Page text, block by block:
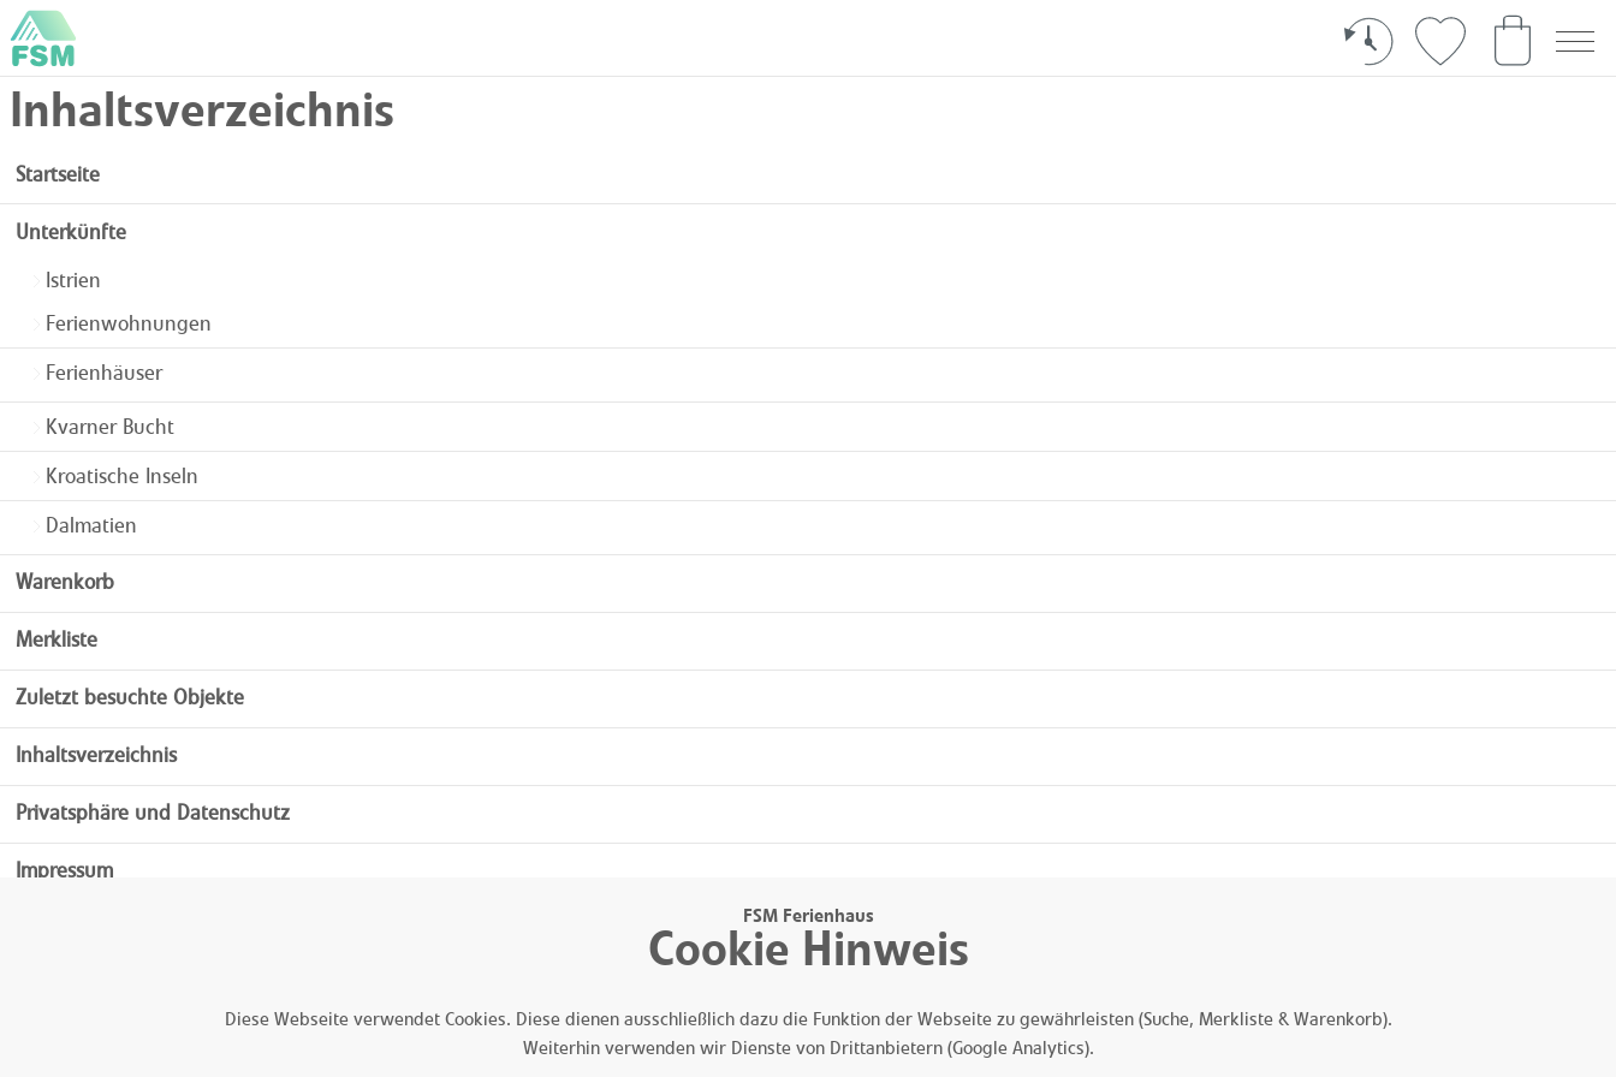
Inhaltsverzeichnis
Startseite
Unterkünfte
Istrien
Ferienwohnungen
Ferienhäuser
Kvarner Bucht
Kroatische Inseln
Dalmatien
Warenkorb
Merkliste
Zuletzt besuchte Objekte
Inhaltsverzeichnis
Privatsphäre und Datenschutz
Impressum
Privatsphäre und Datenschutz
FSM Ferienhaus
Cookie Hinweis
Diese Webseite verwendet Cookies. Diese dienen ausschließlich dazu die Funktion der Webseite zu gewährleisten (Suche, Merkliste & Warenkorb).
Weiterhin verwenden wir Dienste von Drittanbietern (Google Analytics).